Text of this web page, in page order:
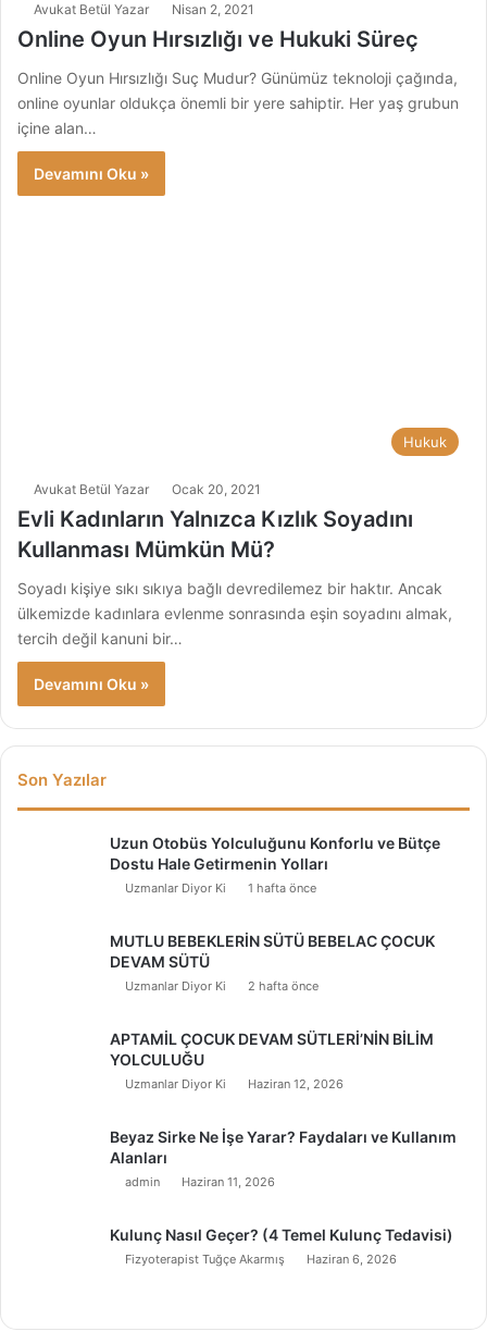
Avukat Betül Yazar Nisan 2, 2021
Online Oyun Hırsızlığı ve Hukuki Süreç
Online Oyun Hırsızlığı Suç Mudur? Günümüz teknoloji çağında,
online oyunlar oldukça önemli bir yere sahiptir. Her yaş grubun
içine alan…
Devamını Oku »
Hukuk
Avukat Betül Yazar Ocak 20, 2021
Evli Kadınların Yalnızca Kızlık Soyadını
Kullanması Mümkün Mü?
Soyadı kişiye sıkı sıkıya bağlı devredilemez bir haktır. Ancak
ülkemizde kadınlara evlenme sonrasında eşin soyadını almak,
tercih değil kanuni bir…
Devamını Oku »
Son Yazılar
Uzun Otobüs Yolculuğunu Konforlu ve Bütçe
Dostu Hale Getirmenin Yolları
Uzmanlar Diyor Ki 1 hafta önce
MUTLU BEBEKLERİN SÜTÜ BEBELAC ÇOCUK
DEVAM SÜTÜ
Uzmanlar Diyor Ki 2 hafta önce
APTAMİL ÇOCUK DEVAM SÜTLERİ’NİN BİLİM
YOLCULUĞU
Uzmanlar Diyor Ki Haziran 12, 2026
Beyaz Sirke Ne İşe Yarar? Faydaları ve Kullanım
Alanları
admin Haziran 11, 2026
Kulunç Nasıl Geçer? (4 Temel Kulunç Tedavisi)
Fizyoterapist Tuğçe Akarmış Haziran 6, 2026